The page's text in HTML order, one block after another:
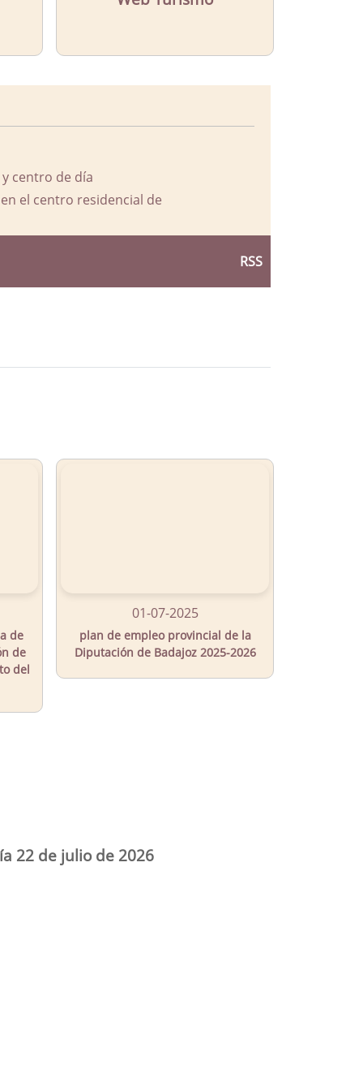
centro de día
el centro residencial de
RSS
de
de
del
01-07-2025
plan de empleo provincial de la
Diputación de Badajoz 2025-2026
22 de julio de 2026